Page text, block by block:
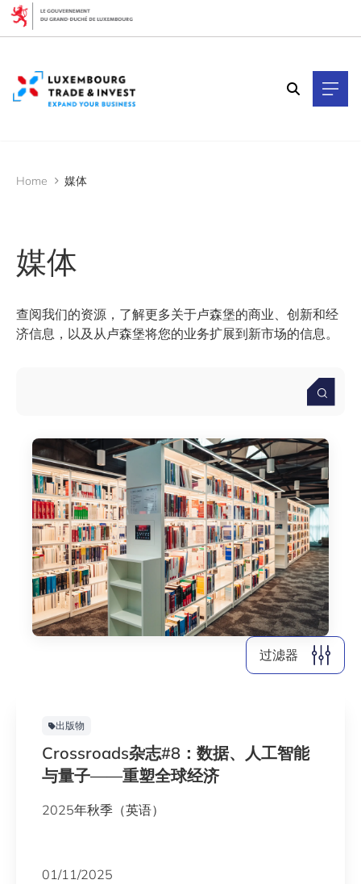
Home 媒体
媒体
查阅我们的资源，了解更多关于卢森堡的商业、创新和经
济信息，以及从卢森堡将您的业务扩展到新市场的信息。
过滤器
过滤器
按主题过滤
知识 (1)
按年份过滤
出版物
Crossroads杂志#8：数据、人工智能
与量子——重塑全球经济
2025年秋季（英语）
01/11/2025
Cookies management panel